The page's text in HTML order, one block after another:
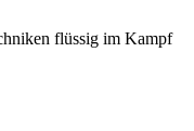
flüssig im Kampf